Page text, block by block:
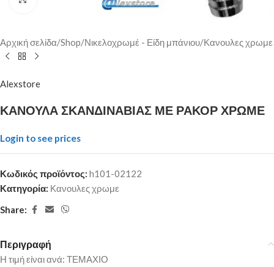
Αρχική σελίδα/Shop/Νικελοχρωμέ - Είδη μπάνιου/Κανουλες χρωμε
Alexstore
ΚΑΝΟΥΛΑ ΣΚΑΝΔΙΝΑΒΙΑΣ ΜΕ ΡΑΚΟΡ ΧΡΩΜΕ
Login to see prices
Κωδικός προϊόντος: h101-02122
Κατηγορία: Κανουλες χρωμε
Share:
Περιγραφή
Η τιμή είναι ανά: ΤΕΜΑΧΙΟ